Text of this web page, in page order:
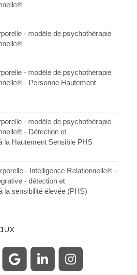
- modèle de psychothérapie
- modèle de psychothérapie
- Personne Hautement
- modèle de psychothérapie
- Détection et
la Hautement Sensible PHS
- Intelligence Relationnelle® -
- détection et
la sensibilité élevée (PHS)